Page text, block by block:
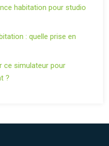
habitation pour studio
: quelle prise en
ce simulateur pour
?